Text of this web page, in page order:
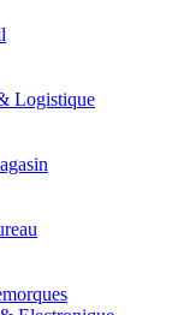
Logistique